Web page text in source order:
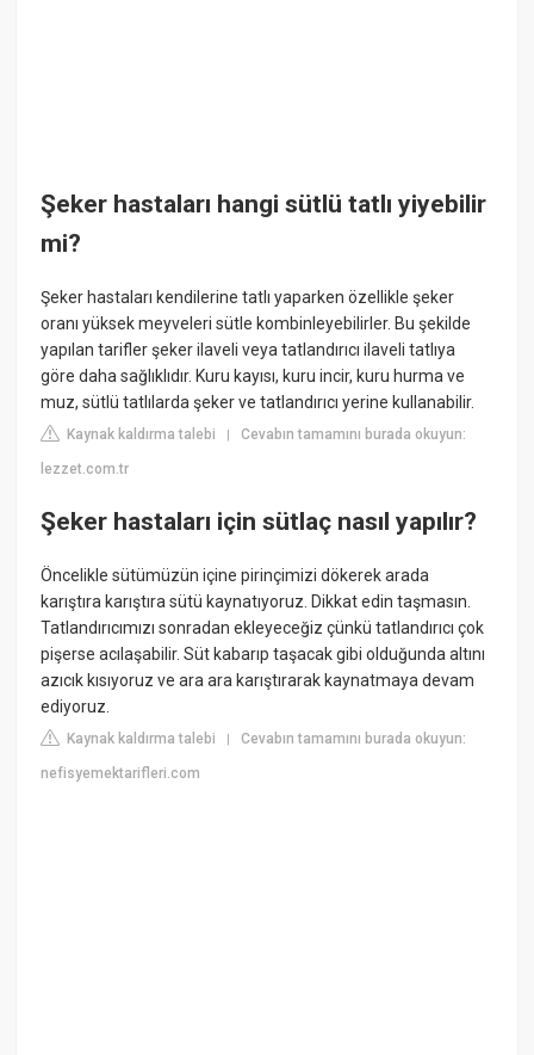
Şeker hastaları hangi sütlü tatlı yiyebilir
mi?
Şeker hastaları kendilerine tatlı yaparken özellikle şeker
oranı yüksek meyveleri sütle kombinleyebilirler. Bu şekilde
yapılan tarifler şeker ilaveli veya tatlandırıcı ilaveli tatlıya
göre daha sağlıklıdır. Kuru kayısı, kuru incir, kuru hurma ve
muz, sütlü tatlılarda şeker ve tatlandırıcı yerine kullanabilir.
Kaynak kaldırma talebi |Cevabın tamamını burada okuyun:
lezzet.com.tr
Şeker hastaları için sütlaç nasıl yapılır?
Öncelikle sütümüzün içine pirinçimizi dökerek arada
karıştıra karıştıra sütü kaynatıyoruz. Dikkat edin taşmasın.
Tatlandırıcımızı sonradan ekleyeceğiz çünkü tatlandırıcı çok
pişerse acılaşabilir. Süt kabarıp taşacak gibi olduğunda altını
azıcık kısıyoruz ve ara ara karıştırarak kaynatmaya devam
ediyoruz.
Kaynak kaldırma talebi |Cevabın tamamını burada okuyun:
nefisyemektarifleri.com